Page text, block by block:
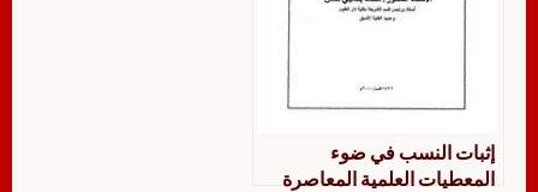
إثبات النسب في ضوء
المعطيات العلمية المعاصرة